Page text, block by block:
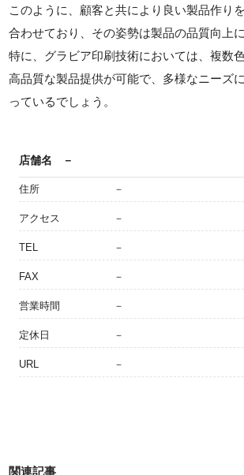
このように、顧客と共により良い製品作り
合わせており、その姿勢は製品の品質向上
特に、グラビア印刷技術においては、複数
高品質な製品提供が可能で、多様なニーズ
っているでしょう。
店舗名 －
住所 －
アクセス －
TEL －
FAX －
営業時間 －
定休日 －
URL －
関連記事